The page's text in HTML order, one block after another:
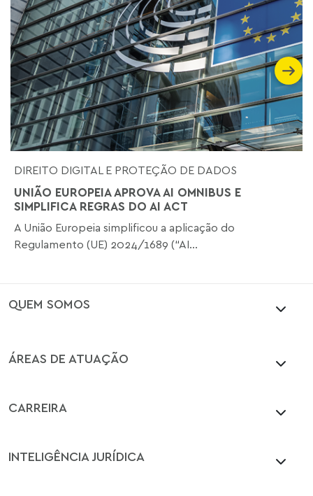
DIREITO DIGITAL E PROTEÇÃO DE DADOS
UNIÃO EUROPEIA APROVA AI OMNIBUS E
SIMPLIFICA REGRAS DO AI ACT
A União Europeia simplificou a aplicação do
Regulamento (UE) 2024/1689 (“AI...
QUEM SOMOS
ÁREAS DE ATUAÇÃO
CARREIRA
INTELIGÊNCIA JURÍDICA